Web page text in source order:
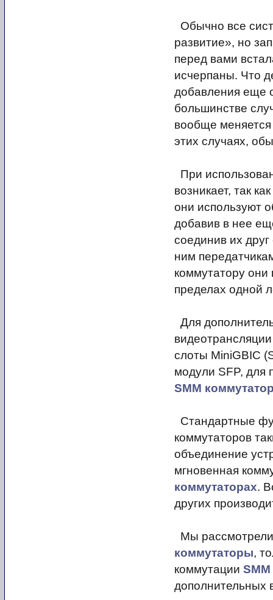
Обычно все
развитие», но
перед вами
исчерпаны. Что
добавления еще
большинстве
вообще
этих случаях,
При
возникает, так
они используют
добавив в нее
соединив их
ним
коммутатору они
пределах одной
Для
слоты MiniGBIC
модули SFP, для
SMM
Стандартные
коммутаторов
объединение
мгновенная
коммутаторах.
других
Мы
коммутаторы,
коммутации
дополнительных